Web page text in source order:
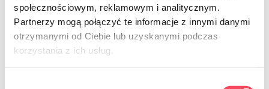
społecznościowym, reklamowym i analitycznym.
Partnerzy mogą połączyć te informacje z innymi danymi
otrzymanymi od Ciebie lub uzyskanymi podczas
korzystania z ich usług.
7322200
viGO! Bio PLA peiliai balti 6 vnt